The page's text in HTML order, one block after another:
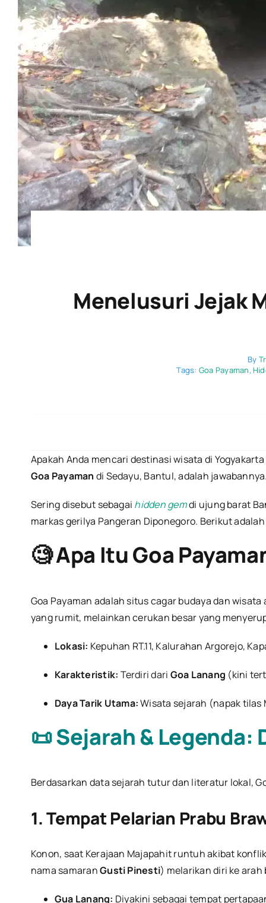
Menelusuri Jejak
By
Tags: Goa Payaman,
Apakah Anda mencari destinasi wisata di
Goa Payaman di Sedayu, Bantul, adalah
Sering disebut sebagai hidden gemdi ujung barat
markas gerilya Pangeran Diponegoro. Berikut
🧐 Apa Itu Goa
Goa Payaman adalah situs cagar budaya dan
yang rumit, melainkan cerukan besar yang
Lokasi: Kepuhan RT.11, Kalurahan Argorejo,
Karakteristik: Terdiri dari Goa Lanang (kini
Daya Tarik Utama:Wisata sejarah (napak
📜 Sejarah &
Berdasarkan data sejarah tutur dan literatur lokal,
1. Tempat Pelarian Prabu
Konon, saat Kerajaan Majapahit runtuh akibat
nama samaranGusti Pinesti) melarikan diri ke
Gua Lanang: Diyakini sebagai tempat